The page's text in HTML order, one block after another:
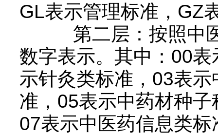
GL表示管理标准，GZ
第二层： 按照中
数字表示。其中：00
示针灸类标准，03表
准，05表示中药材种
07表示中医药信息类